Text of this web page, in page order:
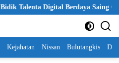
Digital Berdaya Saing Global
Kejahatan Nissan Bulutangkis